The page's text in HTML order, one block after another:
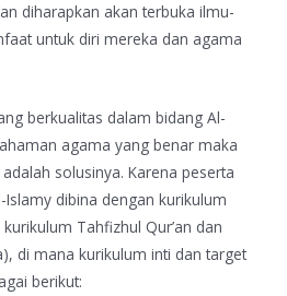
diharapkan akan terbuka ilmu-
untuk diri mereka dan agama
berkualitas dalam bidang Al-
agama yang benar maka
solusinya. Karena peserta
Islamy dibina dengan kurikulum
Tahfizhul Qur’an dan
di mana kurikulum inti dan target
berikut: